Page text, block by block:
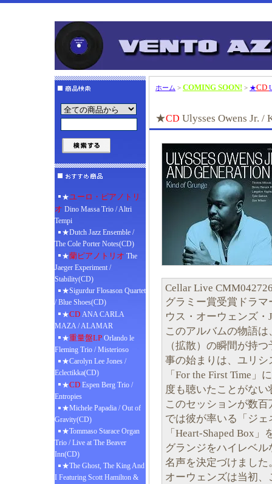
★ユーロ・ピアノトリ
オ Dino Massa Trio / Altri
Tempi
★Dutch Jazz Ensemble /
The Cole Porter Notes(CD)
★蘭ピアノトリオ The
Jaeger Experiment /
Stability(CD)
★Sigurdur Flosason Quartet
/ Blue Shoes(CD)
★CD ANA CARLA
MAZA / ALAMAR
★重量盤LP Orlando le
Fleming Trio / Misterioso
★Carolyn Lee Jones /
Eclectikka(CD)
★CD Espen Berg Trio /
Entropies
★Michele Papadia / Out of
Gravity(CD)
★Tommaso Starace Organ
Trio / Live at The Beaver
Inn(CD)
★The Ghost, The King And
I Featuring Scott Hamilton &
ホーム > COMING SOON! > ★CD
★CD Ulysses Owens Jr. /
Cellar Live
グラミー賞受賞ドラ
ウス・オーウェンズ
このアルバムの物語
（拡散）の瞬間が持
事の始まりは、ユリシ
「For the First Time
度も聴いたことがな
このセッションが数
では彼が率いる「ジ
「Heart-Shaped Box
グランジをハイレベ
名声を決定づけました
オーウェンズは当初